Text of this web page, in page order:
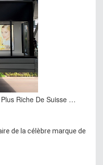
Riche De Suisse …
de la célèbre marque de